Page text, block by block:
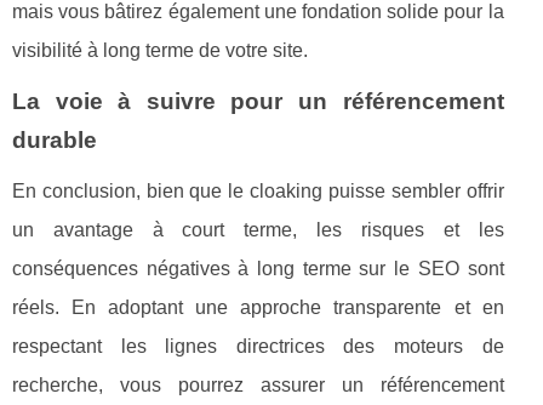
mais vous bâtirez également une fondation solide pour la
visibilité à long terme de votre site.
La voie à suivre pour un référencement
durable
En conclusion, bien que le cloaking puisse sembler offrir
un avantage à court terme, les risques et les
conséquences négatives à long terme sur le SEO sont
réels. En adoptant une approche transparente et en
respectant les lignes directrices des moteurs de
recherche, vous pourrez assurer un référencement